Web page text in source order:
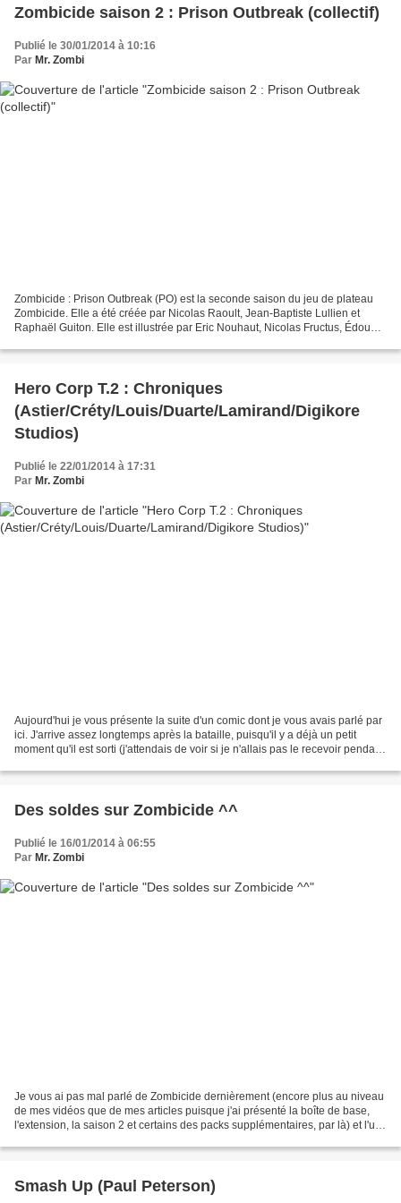
Zombicide saison 2 : Prison Outbreak (collectif)
Publié le 30/01/2014 à 10:16
Par Mr. Zombi
Zombicide : Prison Outbreak (PO) est la seconde saison du jeu de plateau
Zombicide. Elle a été créée par Nicolas Raoult, Jean-Baptiste Lullien et
Raphaël Guiton. Elle est illustrée par Eric Nouhaut, Nicolas Fructus, Édouard
Hero Corp T.2 : Chroniques
(Astier/Créty/Louis/Duarte/Lamirand/Digikore
Studios)
Publié le 22/01/2014 à 17:31
Par Mr. Zombi
Aujourd'hui je vous présente la suite d'un comic dont je vous avais parlé par
ici. J'arrive assez longtemps après la bataille, puisqu'il y a déjà un petit
moment qu'il est sorti (j'attendais de voir si je n'allais pas le recevoir pendant
Des soldes sur Zombicide ^^
Publié le 16/01/2014 à 06:55
Par Mr. Zombi
Je vous ai pas mal parlé de Zombicide dernièrement (encore plus au niveau
de mes vidéos que de mes articles puisque j'ai présenté la boîte de base,
l'extension, la saison 2 et certains des packs supplémentaires, par là) et l'un
Smash Up (Paul Peterson)